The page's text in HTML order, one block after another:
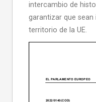
intercambio de
garantizar que sean
territorio de la UE.